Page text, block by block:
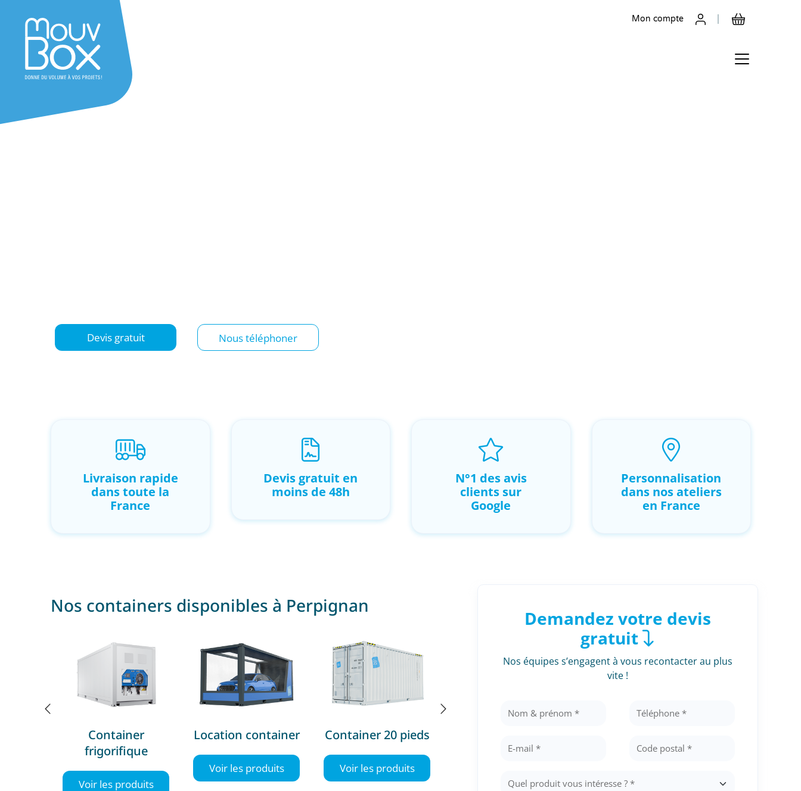
Mon compte
Devis gratuit Nous téléphoner
Livraison rapide
dans toute la
France
Devis gratuit en
moins de 48h
N°1 des avis
clients sur
Google
Personnalisation
dans nos ateliers
en France
Nos containers disponibles à Perpignan
Container
frigorifique
Voir les produits
Location container
Voir les produits
Container 20 pieds
Voir les produits
d'occasion
Voir les produits
Demandez votre devis
gratuit
Nos équipes s’engagent à vous recontacter au plus
vite !